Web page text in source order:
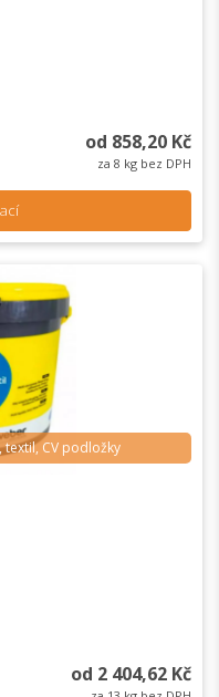
od 858,20 Kč
za 8 kg bez DPH
textil, CV podložky
od 2 404,62 Kč